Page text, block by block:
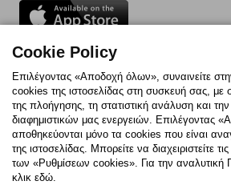
Follow us:
FacebookInstagram
TikTokYoutubePinterest
Cookie Policy
Επιλέγοντας «Αποδοχή όλων», συναινείτε
cookies της ιστοσελίδας στη συσκευή σας, με
της πλοήγησης, τη στατιστική ανάλυση και
διαφημιστικών μας ενεργειών. Επιλέγοντας
αποθηκεύονται μόνο τα cookies που είναι
της ιστοσελίδας. Μπορείτε να διαχειριστείτε
των «Ρυθμίσεων cookies». Για την αναλυτική
κλικ εδώ.